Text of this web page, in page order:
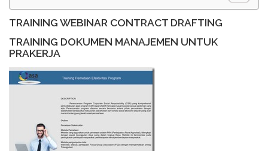
TRAINING WEBINAR CONTRACT DRAFTING
TRAINING DOKUMEN MANAJEMEN UNTUK
PRAKERJA